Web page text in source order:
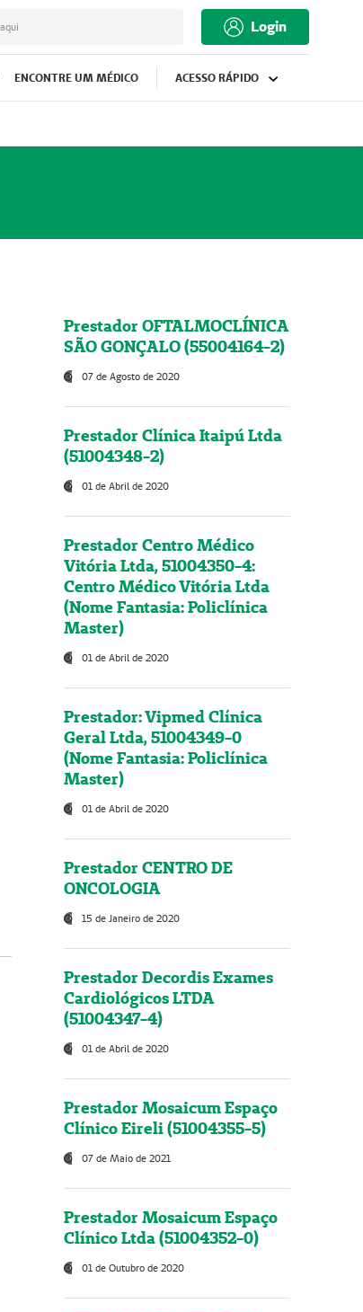
Login
ENCONTRE UM MÉDICO ACESSO RÁPIDO
Prestador OFTALMOCLÍNICA
SÃO GONÇALO (55004164-2)
07 de Agosto de 2020
Prestador Clínica Itaipú Ltda
(51004348-2)
01 de Abril de 2020
Prestador Centro Médico
Vitória Ltda, 51004350-4:
Centro Médico Vitória Ltda
(Nome Fantasia: Policlínica
Master)
01 de Abril de 2020
Prestador: Vipmed Clínica
Geral Ltda, 51004349-0
(Nome Fantasia: Policlínica
Master)
01 de Abril de 2020
Prestador CENTRO DE
ONCOLOGIA
15 de Janeiro de 2020
Prestador Decordis Exames
Cardiológicos LTDA
(51004347-4)
01 de Abril de 2020
Prestador Mosaicum Espaço
Clínico Eireli (51004355-5)
07 de Maio de 2021
Prestador Mosaicum Espaço
Clínico Ltda (51004352-0)
01 de Outubro de 2020